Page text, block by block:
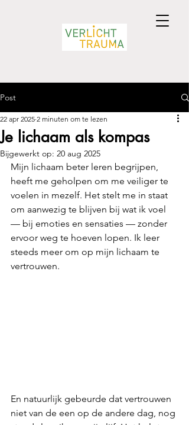
Post
Je lichaam als kompas
22 apr 2025 2 minuten om te lezen
Bijgewerkt op: 20 aug 2025
Mijn lichaam beter leren begrijpen,
heeft me geholpen om me veiliger te
voelen in mezelf. Het stelt me in staat
om aanwezig te blijven bij wat ik voel
— bij emoties en sensaties — zonder
ervoor weg te hoeven lopen. Ik leer
steeds meer om op mijn lichaam te
vertrouwen.
En natuurlijk gebeurde dat vertrouwen
niet van de een op de andere dag, nog